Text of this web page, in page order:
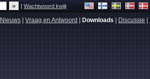
|Wachtwoord kwijt
Nieuws Vraag en Antwoord Downloads Discussie